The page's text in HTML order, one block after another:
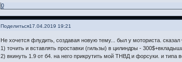
0
Поделиться17.04.2019 19:21
Не хочется флудить, создавая новую тему... был у моториста.
1) точить и вставлять проставки (гильзы) в цилиндры -
2) вкинуть 1.9 от б4. на него прикрутить мой ТНВД и форсуки. и